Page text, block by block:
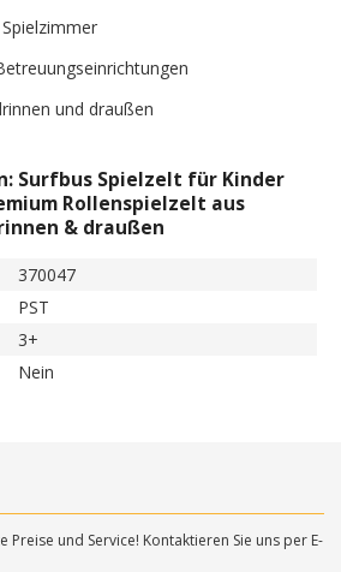
und draußen
Surfbus Spielzelt für Kinder
Rollenspielzelt aus
& draußen
370047
PST
3+
Nein
Preise und Service! Kontaktieren Sie uns per E-